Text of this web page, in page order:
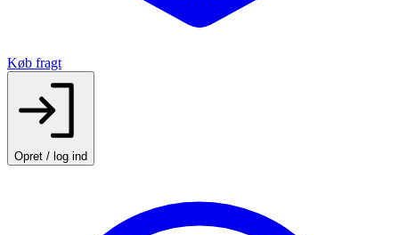
Køb fragt
Opret / log ind